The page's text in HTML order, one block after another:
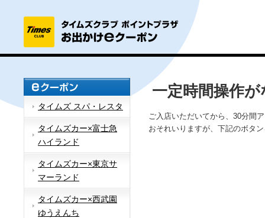
タイムズ スパ・レスタ
タイムズカー×富士急
ハイランド
タイムズカー×東京サ
マーランド
タイムズカー×西武園
ゆうえんち
一定時間操作
ご入店いただいてから、30分間
おそれいりますが、下記のボタ